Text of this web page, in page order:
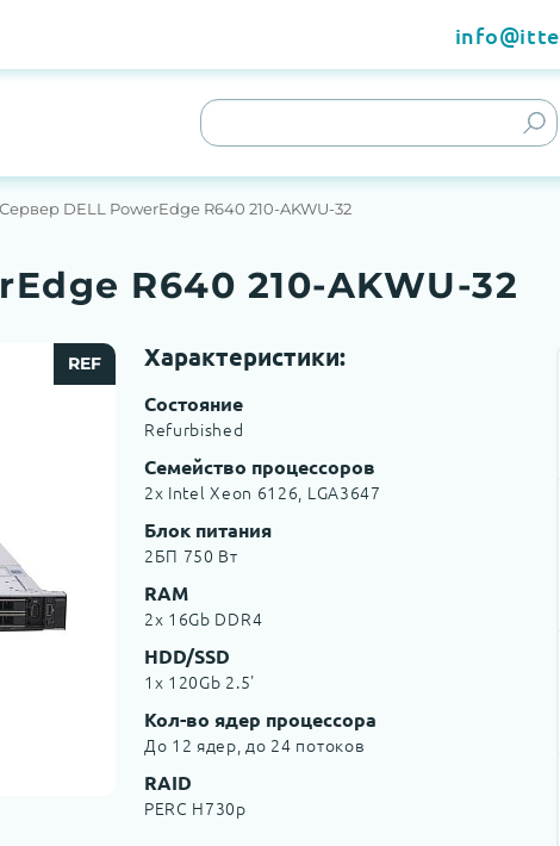
Сервер DELL PowerEdge R640 210-AKWU-32
R640 210-AKWU-32
REF Характеристики:
Состояние
Refurbished
Семейство процессоров
2x Intel Xeon 6126, LGA3647
Блок питания
2БП 750 Вт
RAM
2x 16Gb DDR4
HDD/SSD
1x 120Gb 2.5'
Кол-во ядер процессора
До 12 ядер, до 24 потоков
RAID
PERC H730p